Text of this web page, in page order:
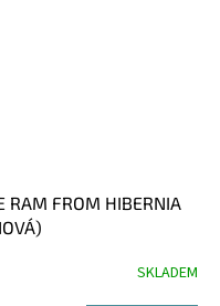
RAM FROM HIBERNIA
SKLADEM